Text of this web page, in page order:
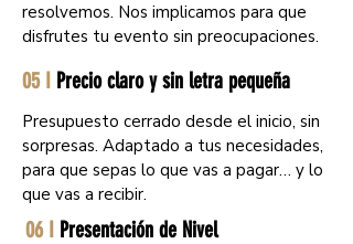
resolvemos. Nos implicamos para que
disfrutes tu evento sin preocupaciones.
05 I Precio claro y sin letra pequeña
Presupuesto cerrado desde el inicio, sin
sorpresas. Adaptado a tus necesidades,
para que sepas lo que vas a pagar… y lo
que vas a recibir.
06 I Presentación de Nivel